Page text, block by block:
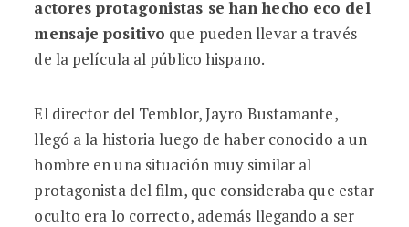
actores protagonistas se han hecho eco del
mensaje positivo que pueden llevar a través
de la película al público hispano.
El director del Temblor, Jayro Bustamante,
llegó a la historia luego de haber conocido a un
hombre en una situación muy similar al
protagonista del film, que consideraba que estar
oculto era lo correcto, además llegando a ser